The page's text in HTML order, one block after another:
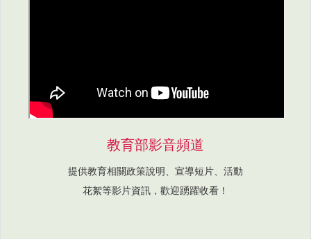
教育部影音頻道
提供教育相關政策說明、宣導短片、活動
花絮等影片資訊，歡迎踴躍收看！